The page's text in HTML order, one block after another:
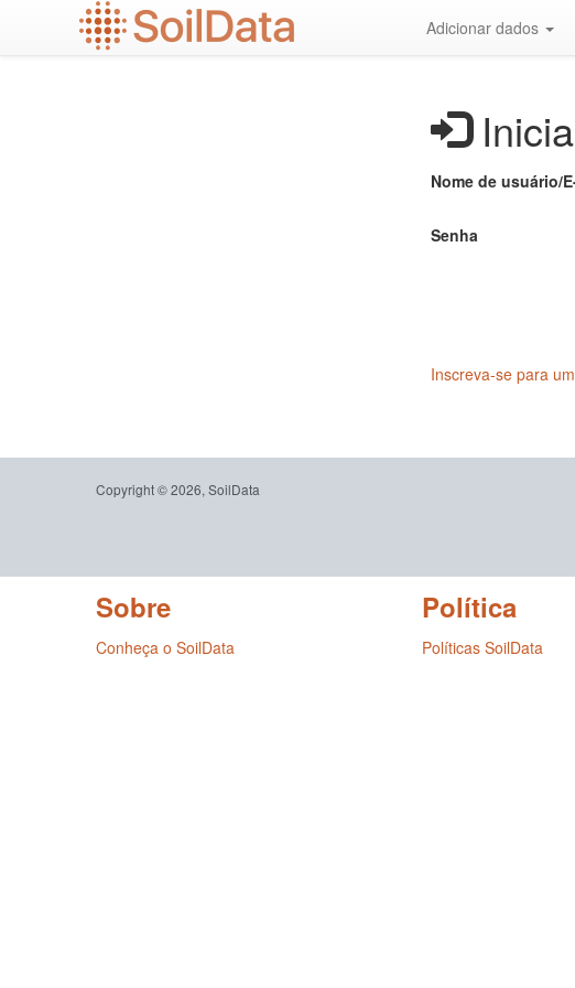
Adicionar dados
Nome de usuário/
Senha
Inscreva-se para
Copyright © 2026, SoilData
Sobre
Conheça o SoilData
Política
Políticas SoilData